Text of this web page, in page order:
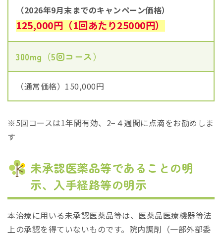
（2026年9月末までのキャンペーン価格）
125,000円（1回あたり25000円）
300mg（5回コース）
（通常価格）150,000円
※5回コースは1年間有効、2−４週間に点滴をお勧めしま
す
未承認医薬品等であることの明
示、入手経路等の明示
本治療に用いる未承認医薬品等は、医薬品医療機器等法
上の承認を得ていないものです。院内調剤（一部外部委